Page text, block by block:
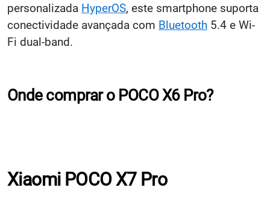
personalizada HyperOS, este smartphone suporta
conectividade avançada com Bluetooth 5.4 e Wi-
Fi dual-band.
Onde comprar o POCO X6 Pro?
Xiaomi POCO X7 Pro